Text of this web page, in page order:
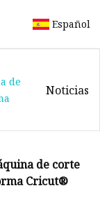
Español
de
Noticias
de corte
Cricut®